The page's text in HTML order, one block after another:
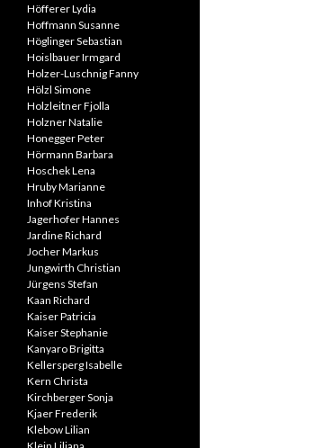
Höfferer Lydia
Hoffmann Susanne
Höglinger Sebastian
Hoislbauer Irmgard
Holzer-Luschnig Fanny
Hölzl Simone
Holzleitner Fjolla
Holzner Natalie
Honegger Peter
Hörmann Barbara
Hoschek Lena
Hruby Marianne
Inhof Kristina
Jagerhofer Hannes
Jardine Richard
Jocher Markus
Jungwirth Christian
Jürgens Stefan
Kaan Richard
Kaiser Patricia
Kaiser Stephanie
Kanyaro Brigitta
Kellersperg Isabelle
Kern Christa
Kirchberger Sonja
Kjaer Frederik
Klebow Lilian